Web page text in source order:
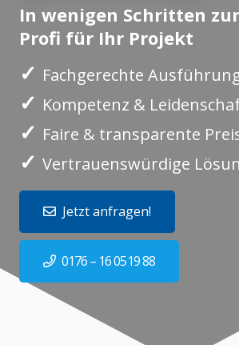
In wenigen Schritten
Profi für Ihr Projekt
✓ Fachgerechte
✓ Kompetenz &
✓ Faire & transparente
✓ Vertrauenswürdige
Jetzt anfragen!
0176 – 16 0519 88